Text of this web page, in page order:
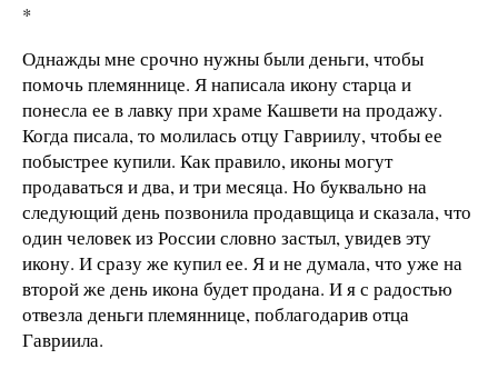
*
Однажды мне срочно нужны были деньги, чтобы
помочь племяннице. Я написала икону старца и
понесла ее в лавку при храме Кашвети на продажу.
Когда писала, то молилась отцу Гавриилу, чтобы ее
побыстрее купили. Как правило, иконы могут
продаваться и два, и три месяца. Но буквально на
следующий день позвонила продавщица и сказала, что
один человек из России словно застыл, увидев эту
икону. И сразу же купил ее. Я и не думала, что уже на
второй же день икона будет продана. И я с радостью
отвезла деньги племяннице, поблагодарив отца
Гавриила.